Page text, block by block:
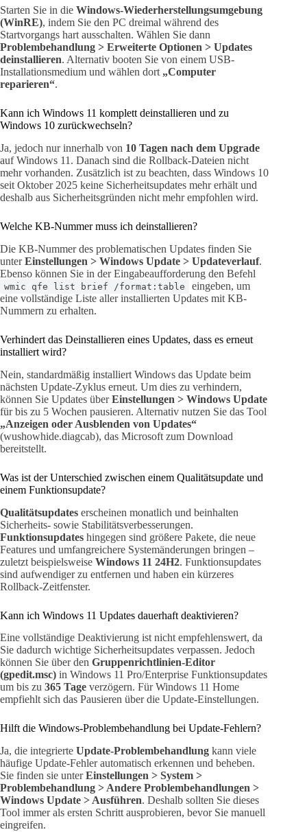
Starten Sie in die Windows-Wiederherstellungsumgebung
(WinRE), indem Sie den PC dreimal während des
Startvorgangs hart ausschalten. Wählen Sie dann
Problembehandlung > Erweiterte Optionen > Updates
deinstallieren. Alternativ booten Sie von einem USB-
Installationsmedium und wählen dort „Computer
reparieren“.
Kann ich Windows 11 komplett deinstallieren und zu
Windows 10 zurückwechseln?
Ja, jedoch nur innerhalb von 10 Tagen nach dem Upgrade
auf Windows 11. Danach sind die Rollback-Dateien nicht
mehr vorhanden. Zusätzlich ist zu beachten, dass Windows 10
seit Oktober 2025 keine Sicherheitsupdates mehr erhält und
deshalb aus Sicherheitsgründen nicht mehr empfohlen wird.
Welche KB-Nummer muss ich deinstallieren?
Die KB-Nummer des problematischen Updates finden Sie
unterEinstellungen > Windows Update > Updateverlauf.
Ebenso können Sie in der Eingabeaufforderung den Befehl
wmic qfe list brief /format:table
eingeben, um
eine vollständige Liste aller installierten Updates mit KB-
Nummern zu erhalten.
Verhindert das Deinstallieren eines Updates, dass es erneut
installiert wird?
Nein, standardmäßig installiert Windows das Update beim
nächsten Update-Zyklus erneut. Um dies zu verhindern,
können Sie Updates überEinstellungen > Windows Update
für bis zu 5 Wochen pausieren. Alternativ nutzen Sie das Tool
„Anzeigen oder Ausblenden von Updates“
(wushowhide.diagcab), das Microsoft zum Download
bereitstellt.
Was ist der Unterschied zwischen einem Qualitätsupdate und
einem Funktionsupdate?
Qualitätsupdates erscheinen monatlich und beinhalten
Sicherheits- sowie Stabilitätsverbesserungen.
Funktionsupdates hingegen sind größere Pakete, die neue
Features und umfangreichere Systemänderungen bringen –
zuletzt beispielsweise Windows 11 24H2. Funktionsupdates
sind aufwendiger zu entfernen und haben ein kürzeres
Rollback-Zeitfenster.
Kann ich Windows 11 Updates dauerhaft deaktivieren?
Eine vollständige Deaktivierung ist nicht empfehlenswert, da
Sie dadurch wichtige Sicherheitsupdates verpassen. Jedoch
können Sie über den Gruppenrichtlinien-Editor
(gpedit.msc) in Windows 11 Pro/Enterprise Funktionsupdates
um bis zu 365 Tage verzögern. Für Windows 11 Home
empfiehlt sich das Pausieren über die Update-Einstellungen.
Hilft die Windows-Problembehandlung bei Update-Fehlern?
Ja, die integrierte Update-Problembehandlung kann viele
häufige Update-Fehler automatisch erkennen und beheben.
Sie finden sie unterEinstellungen > System >
Problembehandlung > Andere Problembehandlungen >
Windows Update > Ausführen. Deshalb sollten Sie dieses
Tool immer als ersten Schritt ausprobieren, bevor Sie manuell
eingreifen.